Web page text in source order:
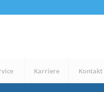
Karriere Kontakt